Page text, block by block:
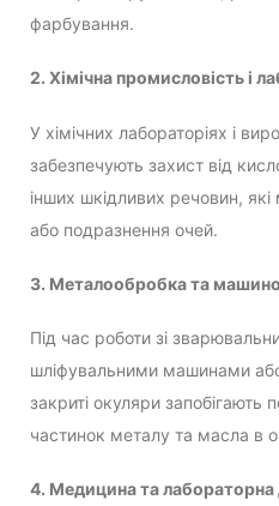
фарбування.
2. Хімічна промисловість і
У хімічних лабораторіях і
забезпечують захист від
інших шкідливих речовин,
або подразнення очей.
3. Металообробка та
Під час роботи зі
шліфувальними машинами
закриті окуляри запобігають
частинок металу та масла в
4. Медицина та лабораторна